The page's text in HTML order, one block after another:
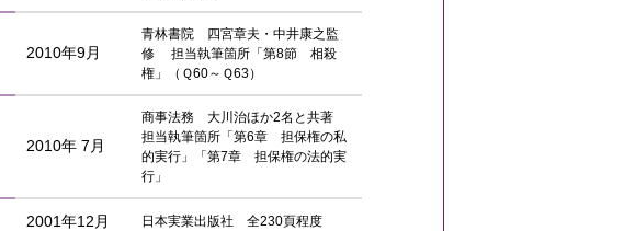
2010年9月
青林書院 四宮章夫・中井康之監
修 担当執筆箇所「第8節 相殺
権」（Ｑ60～Ｑ63）
2010年 7月
商事法務 大川治ほか2名と共著
担当執筆箇所「第6章 担保権の私
的実行」「第7章 担保権の法的実
行」
2001年12月 日本実業出版社 全230頁程度